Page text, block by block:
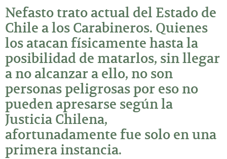
Nefasto trato actual del Estado de
Chile a los Carabineros. Quienes
los atacan físicamente hasta la
posibilidad de matarlos, sin llegar
a no alcanzar a ello, no son
personas peligrosas por eso no
pueden apresarse según la
Justicia Chilena,
afortunadamente fue solo en una
primera instancia.